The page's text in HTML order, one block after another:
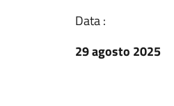
Data :
29 agosto 2025